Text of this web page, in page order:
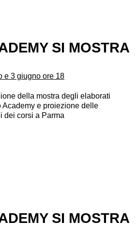
SI MOSTRA
e 3 giugno ore 18
della mostra degli elaborati
Academy e proiezione delle
dei corsi a Parma
SI MOSTRA